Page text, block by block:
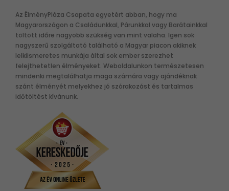
Az ÉlményPláza Csapata egyetért abban, hogy ma
Magyarországon a Családunkkal, Párunkkal vagy Barátainkkal
töltött időre nagyobb szükség van mint valaha. Igen sok
nagyszerű szolgáltató található a Magyar piacon akiknek
lelkiismeretes munkája által sok ember szerezhet
felejthetetlen élményeket. Weboldalunkon természetesen
mindenki megtalálhatja maga számára vagy ajándéknak
szánt élményét melyekhez jó szórakozást és tartalmas
időtöltést kívánunk.